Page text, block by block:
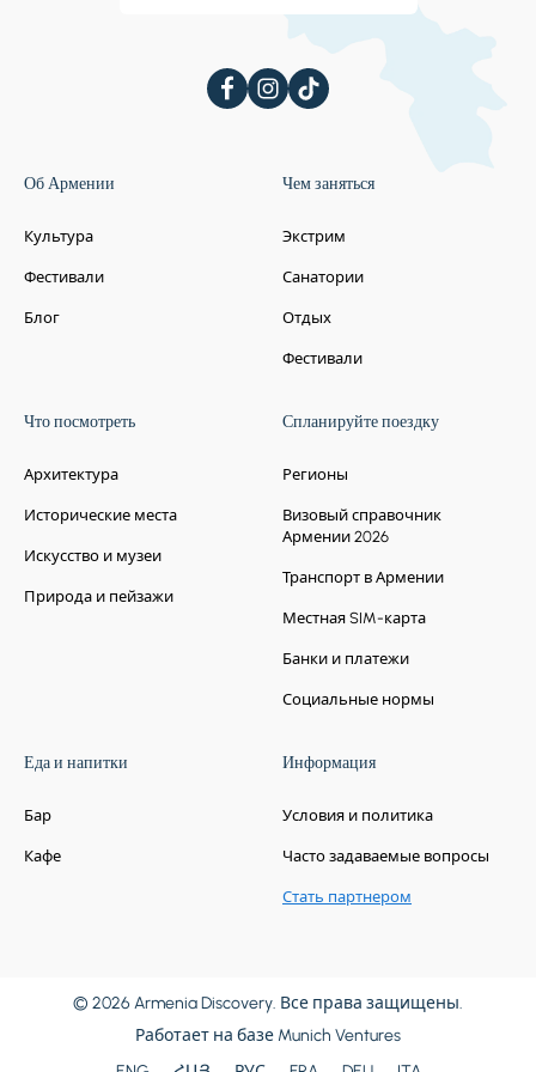
вида почти ничего не сохранилось.
Церковь была перестроена в 1900-м году.
Об Армении
Культура
Фестивали
Блог
Чем заняться
Экстрим
Санатории
Отдых
Фестивали
Что посмотреть
Архитектура
Исторические места
Искусство и музеи
Природа и пейзажи
Спланируйте поездку
Регионы
Визовый справочник
Армении 2026
Транспорт в Армении
Местная SIM-карта
Банки и платежи
Социальные нормы
Еда и напитки
Бар
Кафе
Информация
Условия и политика
Часто задаваемые вопросы
Стать партнером
© 2026 Armenia Discovery. Все права защищены.
Работает на базе Munich Ventures